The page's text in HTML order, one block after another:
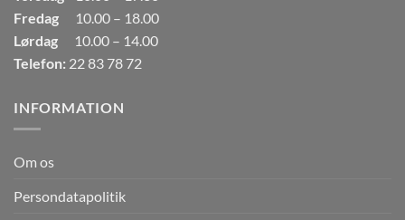
Fredag
10.00 – 18.00
Lørdag
10.00 – 14.00
Telefon: 22 83 78 72
INFORMATION
Om os
Persondatapolitik